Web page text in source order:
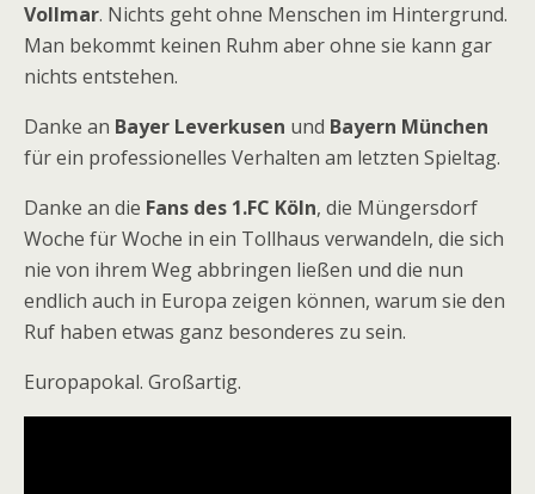
Vollmar. Nichts geht ohne Menschen im Hintergrund.
Man bekommt keinen Ruhm aber ohne sie kann gar
nichts entstehen.
Danke an Bayer Leverkusen und Bayern München
für ein professionelles Verhalten am letzten Spieltag.
Danke an die Fans des 1.FC Köln, die Müngersdorf
Woche für Woche in ein Tollhaus verwandeln, die sich
nie von ihrem Weg abbringen ließen und die nun
endlich auch in Europa zeigen können, warum sie den
Ruf haben etwas ganz besonderes zu sein.
Europapokal. Großartig.